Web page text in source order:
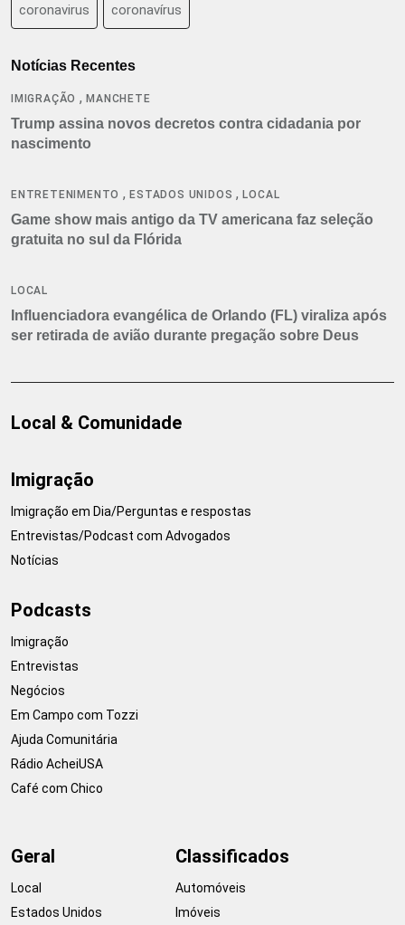
coronavirus coronavírus
Notícias Recentes
IMIGRAÇÃO ,MANCHETE
Trump assina novos decretos contra cidadania por
nascimento
ENTRETENIMENTO ,ESTADOS UNIDOS ,LOCAL
Game show mais antigo da TV americana faz seleção
gratuita no sul da Flórida
LOCAL
Influenciadora evangélica de Orlando (FL) viraliza após
ser retirada de avião durante pregação sobre Deus
Local & Comunidade
Imigração
Imigração em Dia/Perguntas e respostas
Entrevistas/Podcast com Advogados
Notícias
Podcasts
Imigração
Entrevistas
Negócios
Em Campo com Tozzi
Ajuda Comunitária
Rádio AcheiUSA
Café com Chico
Geral
Local
Estados Unidos
Classificados
Automóveis
Imóveis